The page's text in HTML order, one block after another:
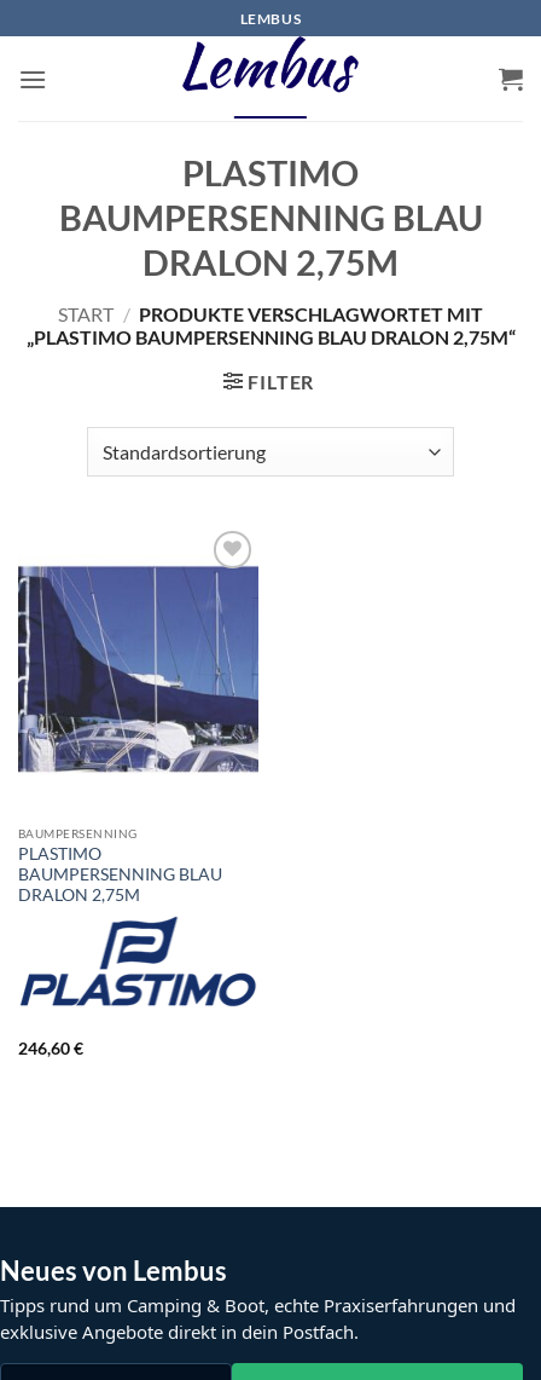
Inhalt
springen
LEMBUS
PLASTIMO
BAUMPERSENNING BLAU
DRALON 2,75M
START / PRODUKTE VERSCHLAGWORTET MIT
„PLASTIMO BAUMPERSENNING BLAU DRALON 2,75M“
FILTER
BAUMPERSENNING
PLASTIMO
BAUMPERSENNING BLAU
DRALON 2,75M
246,60€
Neues von Lembus
Tipps rund um Camping & Boot, echte Praxiserfahrungen und
exklusive Angebote direkt in dein Postfach.